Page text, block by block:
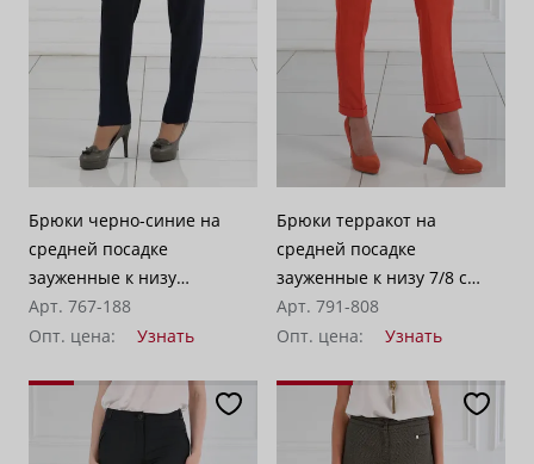
Брюки черно-синие на
средней посадке
зауженные к низу
"Монако"
Арт. 767-188
Опт. цена:
Узнать
Брюки терракот на
средней посадке
зауженные к низу 7/8 с
манжетами "Доминикана"
Арт. 791-808
Опт. цена:
Узнать